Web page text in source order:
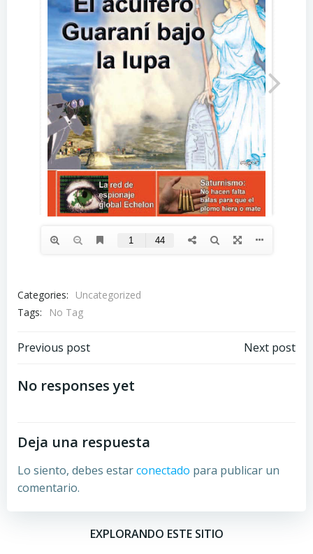
Categories:
Uncategorized
Tags:
No Tag
Post
navigation
Previous post Next post
No responses yet
Deja una respuesta
Lo siento, debes estarconectado para publicar un
comentario.
EXPLORANDO ESTE SITIO